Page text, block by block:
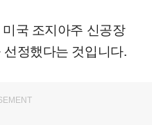
국 조지아주 신공장
정했다는 것입니다.